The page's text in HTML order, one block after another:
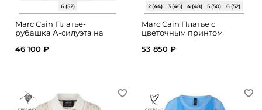
6 (52)
Marc Cain Платье-
рубашка А-силуэта на
46 100 ₽
2 (44) 3 (46) 4 (48) 5 (50) 6 (52)
Marc Cain Платье с
цветочным принтом
53 850 ₽